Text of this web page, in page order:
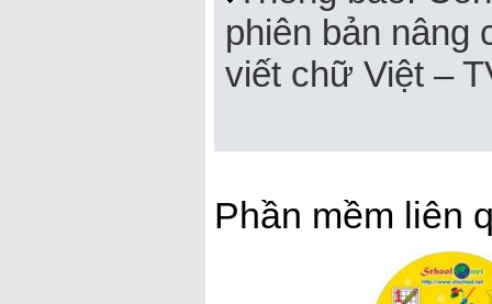
phiên bản nâng
viết chữ Việt –
Phần mềm liên